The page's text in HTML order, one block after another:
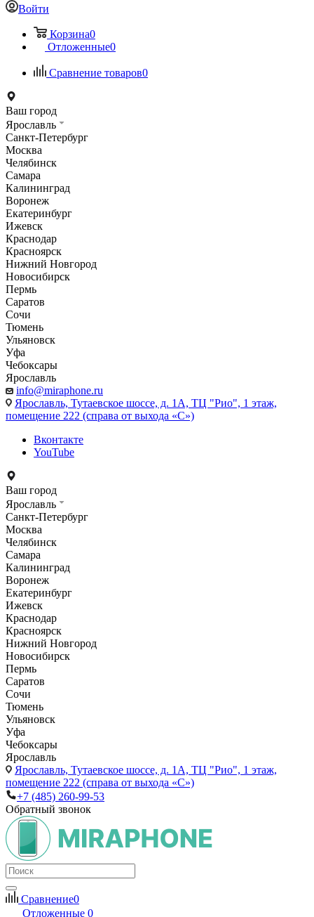
Войти
Корзина0
Отложенные0
Сравнение товаров0
Ваш город
Ярославль
Санкт-Петербург
Москва
Челябинск
Самара
Калининград
Воронеж
Екатеринбург
Ижевск
Краснодар
Красноярск
Нижний Новгород
Новосибирск
Пермь
Саратов
Сочи
Тюмень
Ульяновск
Уфа
Чебоксары
Ярославль
info@miraphone.ru
Ярославль, Тутаевское шоссе, д. 1А, ТЦ "Рио", 1 этаж,
помещение 222 (справа от выхода «С»)
Вконтакте
YouTube
Ваш город
Ярославль
Санкт-Петербург
Москва
Челябинск
Самара
Калининград
Воронеж
Екатеринбург
Ижевск
Краснодар
Красноярск
Нижний Новгород
Новосибирск
Пермь
Саратов
Сочи
Тюмень
Ульяновск
Уфа
Чебоксары
Ярославль
Ярославль, Тутаевское шоссе, д. 1А, ТЦ "Рио", 1 этаж,
помещение 222 (справа от выхода «С»)
+7 (485) 260-99-53
Обратный звонок
Сравнение0
Отложенные 0